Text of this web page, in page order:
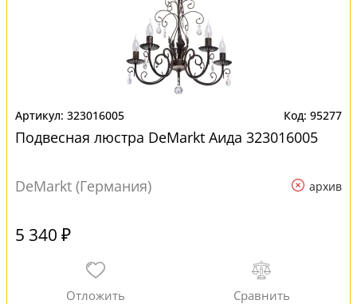
323016005 95277
Подвесная люстра DeMarkt Аида 323016005
DeMarkt (Германия) архив
5 340 ₽